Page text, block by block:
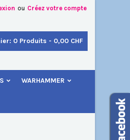
ou Créez votre compte
0 Produits - 0,00 CHF
WARHAMMER